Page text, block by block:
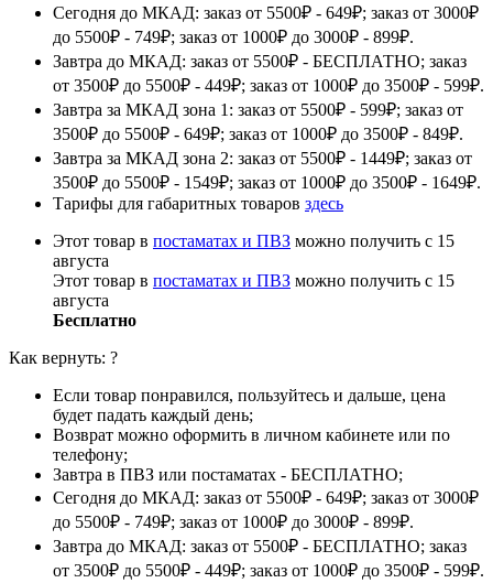
Сегодня до МКАД: заказ от 5500₽ - 649₽; заказ от 3000₽
до 5500₽ - 749₽; заказ от 1000₽ до 3000₽ - 899₽.
Завтра до МКАД: заказ от 5500₽ - БЕСПЛАТНО; заказ
от 3500₽ до 5500₽ - 449₽; заказ от 1000₽ до 3500₽ - 599₽.
Завтра за МКАД зона 1: заказ от 5500₽ - 599₽; заказ от
3500₽ до 5500₽ - 649₽; заказ от 1000₽ до 3500₽ - 849₽.
Завтра за МКАД зона 2: заказ от 5500₽ - 1449₽; заказ от
3500₽ до 5500₽ - 1549₽; заказ от 1000₽ до 3500₽ - 1649₽.
Тарифы для габаритных товаров здесь
Этот товар в постаматах и ПВЗ можно получить с 15
августа
Этот товар в постаматах и ПВЗ можно получить с 15
августа
Бесплатно
Как вернуть: ?
Если товар понравился, пользуйтесь и дальше, цена
будет падать каждый день;
Возврат можно оформить в личном кабинете или по
телефону;
Завтра в ПВЗ или постаматах - БЕСПЛАТНО;
Сегодня до МКАД: заказ от 5500₽ - 649₽; заказ от 3000₽
до 5500₽ - 749₽; заказ от 1000₽ до 3000₽ - 899₽.
Завтра до МКАД: заказ от 5500₽ - БЕСПЛАТНО; заказ
от 3500₽ до 5500₽ - 449₽; заказ от 1000₽ до 3500₽ - 599₽.